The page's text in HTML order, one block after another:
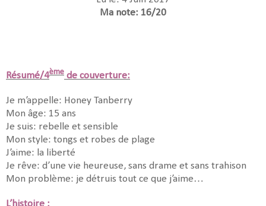
Ma note: 16/20
Résumé/4ème de couverture:
Je m’appelle: Honey Tanberry
Mon âge: 15 ans
Je suis: rebelle et sensible
Mon style: tongs et robes de plage
J’aime: la liberté
Je rêve: d’une vie heureuse, sans drame et sans trahison
Mon problème: je détruis tout ce que j’aime…
L’histoire :